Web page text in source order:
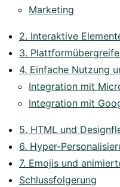
Marketing
2. Interaktive
3.
4. Einfache Nutzung
Integration mit
Integration mit
5. HTML und
6. Hyper-
7. Emojis und
Schlussfolgerung